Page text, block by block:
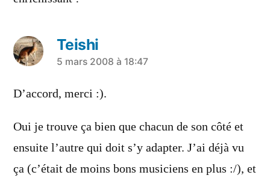
Teishi
a
dit :
5 mars 2008 à 18:47
D’accord, merci :).
Oui je trouve ça bien que chacun de son côté et
ensuite l’autre qui doit s’y adapter. J’ai déjà vu
ça (c’était de moins bons musiciens en plus :/), et